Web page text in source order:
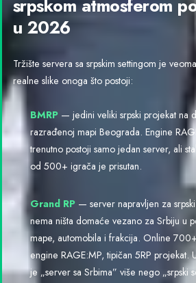
srpskom atmosferom
u 2026
Tržište servera sa srpskim settingom je
realne slike onoga što postoji:
BMRP — jedini veliki srpski projekat na
razrađenoj mapi Beograda. Engine
trenutno postoji samo jedan server, ali
od 500+ igrača je prisutan.
Grand RP — server napravljen za
nema ništa domaće vezano za Srbiju u
mape, automobila i frakcija. Online
engine RAGE:MP, tipičan 5RP projekat.
je „server sa Srbima” više nego „srpski